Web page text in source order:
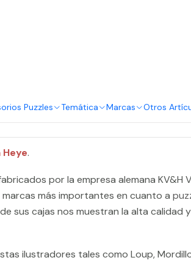
Puzzles Temática Marcas Otros
Agregar
ahora
.
por la empresa alemana KV&H
más importantes en cuanto a
sus cajas nos muestran la alta calidad
ilustradores tales como Loup,